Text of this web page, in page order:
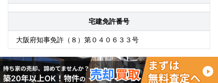
宅建免許番号
大阪府知事免許（８）第０４０６３３号